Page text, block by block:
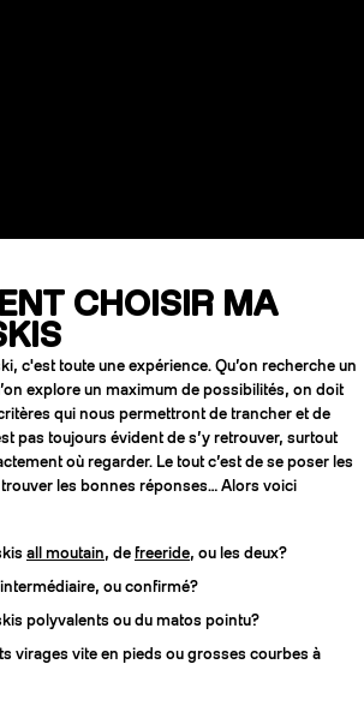
COUTEAUX
CHOISIR MA
c'est toute une expérience. Qu’on recherche un
explore un maximum de possibilités, on doit
qui nous permettront de trancher et de
pas toujours évident de s’y retrouver, surtout
où regarder. Le tout c’est de se poser les
les bonnes réponses… Alors voici
all moutain, de freeride, ou les deux?
ou confirmé?
polyvalents ou du matos pointu?
virages vite en pieds ou grosses courbes à